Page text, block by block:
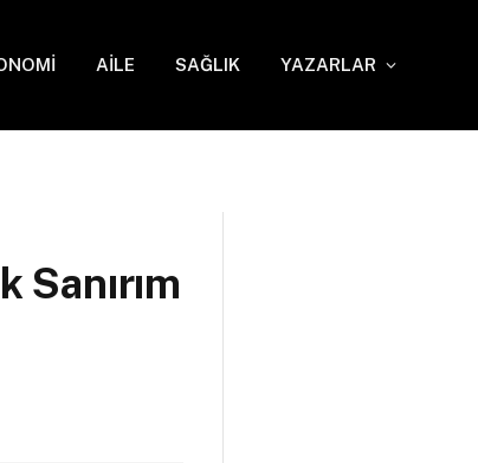
AİLE SAĞLIK YAZARLAR